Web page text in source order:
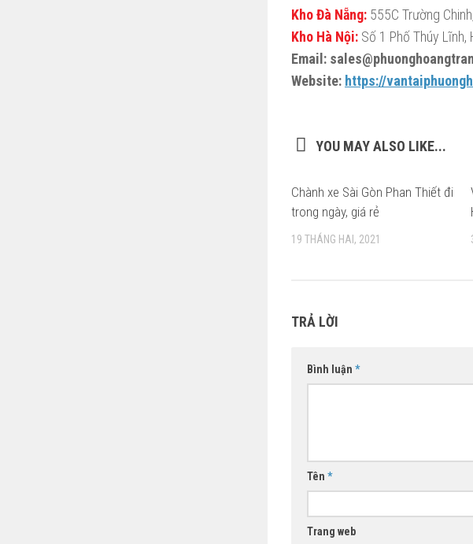
Kho Đà Nẵng: 555C Trường
Kho Hà Nội: Số 1 Phố Thúy Lĩnh,
Email:
Website: https://
YOU MAY ALSO LIKE...
Chành xe Sài Gòn Phan Thiết đi
trong ngày, giá rẻ
19 THÁNG HAI, 2021
TRẢ LỜI
Bình luận *
Tên *
Trang web